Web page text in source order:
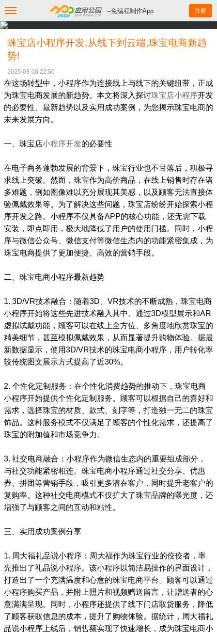
--免编程制作App 注册
珠宝店小程序开发,从线下到云端,珠宝电商新趋
势!
2025-03-08 22:50
在这场转型中，小程序作为连接线上与线下的关键纽带，正成
为珠宝电商发展的新趋势。本文将深入探讨珠宝店小程序开发
的必要性、最新趋势以及实用成功案例，为您揭示珠宝电商的
未来发展方向。
一、珠宝店小程序开发的必要性
在电子商务蓬勃发展的背景下，珠宝行业也不甘落后，积极寻
求线上突破。然而，珠宝作为高价商品，在线上销售时存在诸
多难题，例如图像难以充分展现其美感，以及顾客无法直接体
验佩戴效果等。为了解决这些问题，珠宝店纷纷开始探索小程
序开发之路。小程序不仅具备APP的核心功能，还无需下载
安装，即点即用，极大地降低了用户的使用门槛。同时，小程
序与微信公众号、微信支付等微信生态内的功能紧密集成，为
珠宝电商提供了更加便捷、高效的营销手段。
二、珠宝电商小程序最新趋势
1. 3D/VR技术融合：随着3D、VR技术的不断成熟，珠宝电商
小程序开始将这些先进技术融入其中。通过3D模型展示和AR
虚拟试戴功能，顾客可以在线上全方位、多角度地欣赏珠宝的
精美细节，甚至模拟佩戴效果，从而显著提升购物体验。据最
新数据显示，使用3D/VR技术的珠宝电商小程序，用户转化率
较传统图文展示方式提高了近30%。
2. 个性化定制服务：在个性化消费趋势的推动下，珠宝电商
小程序开始提供个性化定制服务。顾客可以根据自己的喜好和
需求，选择珠宝的材质、款式、刻字等，打造独一无二的珠宝
饰品。这种服务模式不仅满足了顾客的个性化需求，还提高了
珠宝的附加值和市场竞争力。
3. 社交电商融合：小程序作为微信生态内的重要组成部分，
与社交功能紧密相连。珠宝电商小程序通过社交分享、优惠
券、拼团等营销手段，吸引更多潜在客户，同时提升老客户的
复购率。这种社交电商模式不仅扩大了珠宝品牌的曝光度，还
增强了与顾客之间的互动和粘性。
三、实用成功案例分享
1. 周大福礼品说小程序：周大福作为珠宝行业的佼佼者，率
先推出了礼品说小程序。该小程序以简洁易操作的界面设计，
打造出了一个充满温度和心意的珠宝电商平台。顾客可以通过
小程序购买产品，并附上照片和视频赠送留言，让赠送者的心
意满满呈现。同时，小程序还提供了线下门店取货服务，降低
了顾客获取信息的成本，提升了购物体验。据统计，周大福礼
品说小程序上线后，销售额实现了快速增长，成为珠宝电商小